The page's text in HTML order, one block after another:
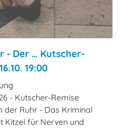
- Der … Kutscher-
19:00
- Kutscher-Remise
der Ruhr - Das Kriminal
Kitzel für Nerven und